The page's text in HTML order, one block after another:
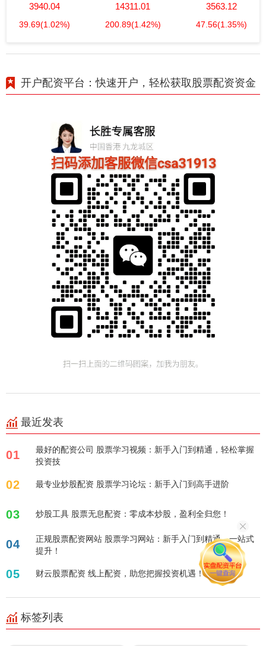
3940.04
39.69(1.02%)
14311.01
200.89(1.42%)
3563.12
47.56(1.35%)
开户配资平台：快速开户，轻松获取股票配资资金
最近发表
01
最好的配资公司 股票学习视频：新手入门到精通，轻松掌握
投资技
02 最专业炒股配资 股票学习论坛：新手入门到高手进阶
03 炒股工具 股票无息配资：零成本炒股，盈利全归您！
04
正规股票配资网站 股票学习网站：新手入门到精通，一站式
提升！
05 财云股票配资 线上配资，助您把握投资机遇！
标签列表